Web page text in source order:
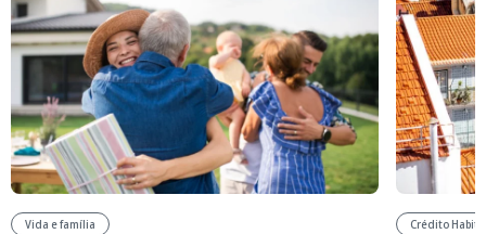
Vida e família Crédito